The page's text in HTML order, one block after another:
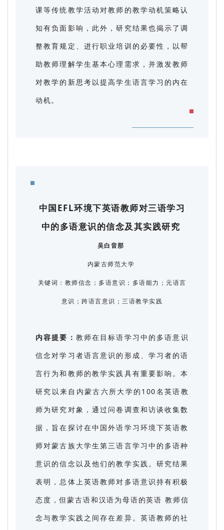
课等传统教学活动对教师的教学动机策略认
知有负面影响，此外，研究结果也揭示了调
整教育规定、进行职业培训的必要性，以帮
助教师理解学生基本心理需求，并激发教师
对教学的新思考以提高学生语言学习的内在
动机。
中国EFL环境下英语教师对三语学习
中的多语意识的信念及其实践研究
吴白音那
内蒙古师范大学
关键词：教师信念；多语意识；多语能力；元语言
意识；跨语言意识；三语教学实践
内容提要： 教师在目标语学习中的多语意识
信念对学习者语言意识的形成、学习者的语
言行为和教师的教学实践具有重要影响。本
研究以来自内蒙古六所大学的100名英语教
师为研究对象，通过问卷调查和访谈收集数
据，旨在探讨在中国外语学习环境下英语教
师对蒙古族大学生第三语言学习中的多语种
意识的信念以及他们的教学实践。研究结果
表明，总体上英语教师对多语意识持有积极
态度，但蒙古语和汉语为母语的英语 教师信
念与教学实践之间存在差异。英语教师的社